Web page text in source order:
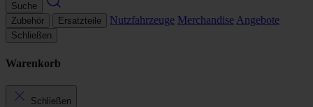
Suche
Zubehör
Ersatzteile Nutzfahrzeuge Merchandise Angebote
Schließen
Warenkorb
Schließen